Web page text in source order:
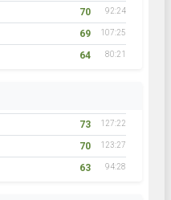
70 92:24
69 107:25
64 80:21
73 127:22
70 123:27
63 94:28